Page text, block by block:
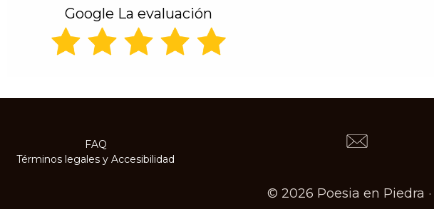
Google La evaluación
FAQ
Términos legales yAccesibilidad
© 2026 Poesia en Piedra ·